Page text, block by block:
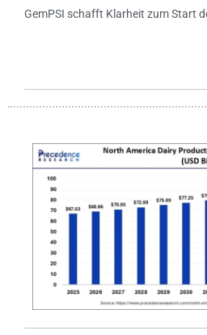
GemPSI schafft Klarheit zum Start